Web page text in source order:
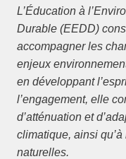
L’Éducation à
Durable (EEDD)
accompagner les
enjeux
en développant
l’engagement, elle
d’atténuation et
climatique, ainsi
naturelles.